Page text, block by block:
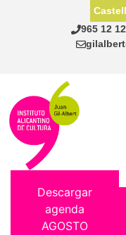
965 12
Descargar
agenda
AGOSTO